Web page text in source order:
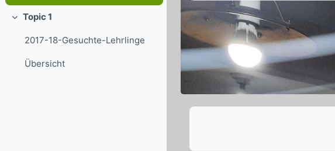
Einklappen
Topic 1
2017-18-Gesuchte-Lehrlinge
Übersicht